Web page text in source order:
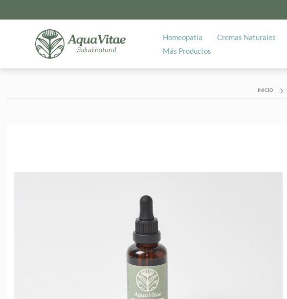
Homeopatía Cremas Naturales
Más Productos
INICIO